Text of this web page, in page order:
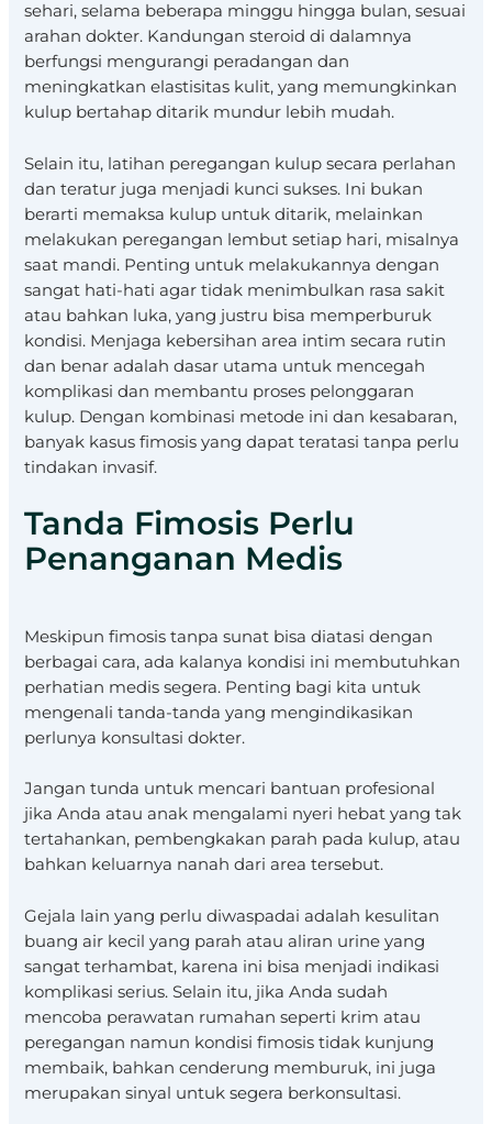
sehari, selama beberapa minggu hingga bulan, sesuai
arahan dokter. Kandungan steroid di dalamnya
berfungsi mengurangi peradangan dan
meningkatkan elastisitas kulit, yang memungkinkan
kulup bertahap ditarik mundur lebih mudah.
Selain itu, latihan peregangan kulup secara perlahan
dan teratur juga menjadi kunci sukses. Ini bukan
berarti memaksa kulup untuk ditarik, melainkan
melakukan peregangan lembut setiap hari, misalnya
saat mandi. Penting untuk melakukannya dengan
sangat hati-hati agar tidak menimbulkan rasa sakit
atau bahkan luka, yang justru bisa memperburuk
kondisi. Menjaga kebersihan area intim secara rutin
dan benar adalah dasar utama untuk mencegah
komplikasi dan membantu proses pelonggaran
kulup. Dengan kombinasi metode ini dan kesabaran,
banyak kasus fimosis yang dapat teratasi tanpa perlu
tindakan invasif.
Tanda Fimosis Perlu
Penanganan Medis
Meskipun fimosis tanpa sunat bisa diatasi dengan
berbagai cara, ada kalanya kondisi ini membutuhkan
perhatian medis segera. Penting bagi kita untuk
mengenali tanda-tanda yang mengindikasikan
perlunya konsultasi dokter.
Jangan tunda untuk mencari bantuan profesional
jika Anda atau anak mengalami nyeri hebat yang tak
tertahankan, pembengkakan parah pada kulup, atau
bahkan keluarnya nanah dari area tersebut.
Gejala lain yang perlu diwaspadai adalah kesulitan
buang air kecil yang parah atau aliran urine yang
sangat terhambat, karena ini bisa menjadi indikasi
komplikasi serius. Selain itu, jika Anda sudah
mencoba perawatan rumahan seperti krim atau
peregangan namun kondisi fimosis tidak kunjung
membaik, bahkan cenderung memburuk, ini juga
merupakan sinyal untuk segera berkonsultasi.